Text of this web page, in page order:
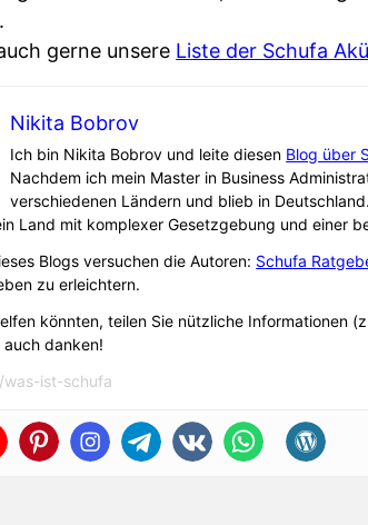
gerne unsere Liste der Schufa
Nikita Bobrov
Ich bin Nikita Bobrov und leite diesen Blog über
Nachdem ich mein Master in Business
verschiedenen Ländern und blieb in Deutschland.
Land mit komplexer Gesetzgebung und einer
Blogs versuchen die Autoren: Schufa
zu erleichtern.
könnten, teilen Sie nützliche Informationen
danken!
ist-schufa